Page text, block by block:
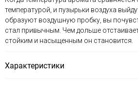
температурой, и пузырьки воздуха
образуют воздушную пробку, вы
стал привычным. Чем дольше
стойким и насыщенным он становится.
Характеристики